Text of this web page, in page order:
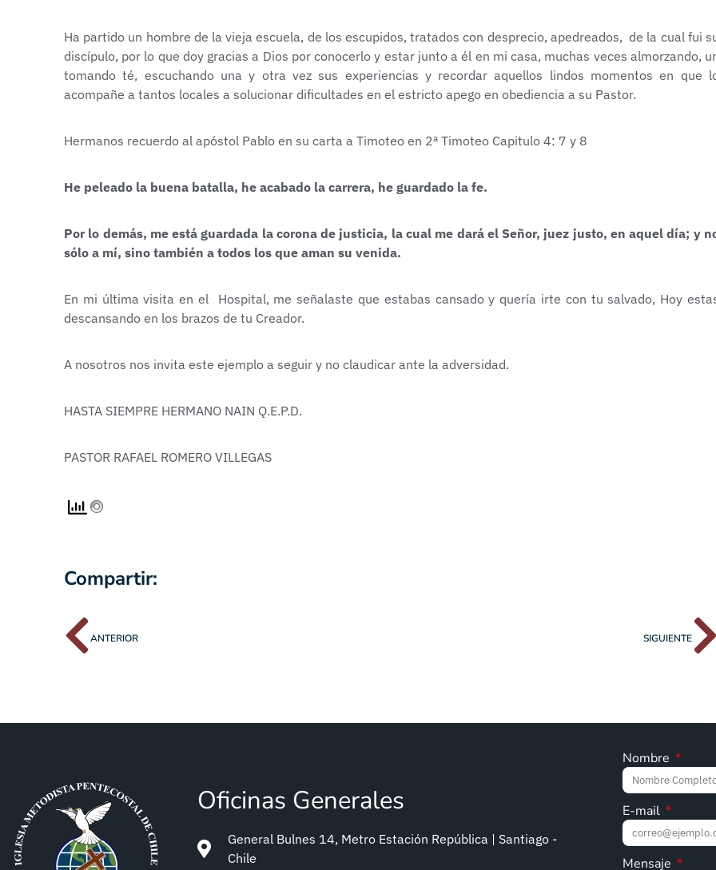
Ha partido un hombre de la vieja escuela, de los escupidos, tratados con desprecio, apedreados, de la cual fui
discípulo, por lo que doy gracias a Dios por conocerlo y estar junto a él en mi casa, muchas veces almorzando,
tomando té, escuchando una y otra vez sus experiencias y recordar aquellos lindos momentos en que
acompañe a tantos locales a solucionar dificultades en el estricto apego en obediencia a su Pastor.
Hermanos recuerdo al apóstol Pablo en su carta a Timoteo en 2ª Timoteo Capitulo 4: 7 y 8
He peleado la buena batalla, he acabado la carrera, he guardado la fe.
Por lo demás, me está guardada la corona de justicia, la cual me dará el Señor, juez justo, en aquel día; y
sólo a mí, sino también a todos los que aman su venida.
En mi última visita en el Hospital, me señalaste que estabas cansado y quería irte con tu salvado, Hoy
descansando en los brazos de tu Creador.
A nosotros nos invita este ejemplo a seguir y no claudicar ante la adversidad.
HASTA SIEMPRE HERMANO NAIN Q.E.P.D.
PASTOR RAFAEL ROMERO VILLEGAS
Compartir:
ANTERIOR SIGUIENTE
Oficinas Generales
General Bulnes 14, Metro Estación República | Santiago -
Chile
Nombre
E-mail
Mensaje